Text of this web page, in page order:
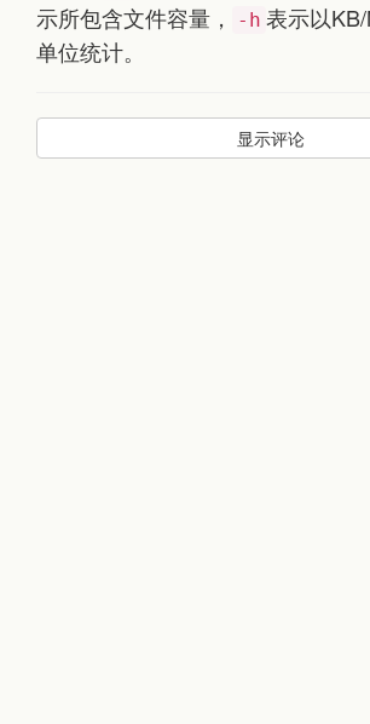
示所包含文件容量，
-h 表示以
单位统计。
显示评论